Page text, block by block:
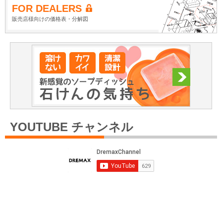
FOR DEALERS
販売店様向けの価格表・分解図
YOUTUBE チャンネル